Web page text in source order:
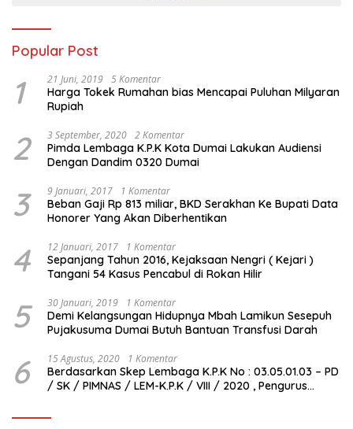
Popular Post
1 21 Juni, 2019 5 Komentar
Harga Tokek Rumahan bias Mencapai Puluhan Milyaran
Rupiah
2 3 September, 2020 2 Komentar
Pimda Lembaga K.P.K Kota Dumai Lakukan Audiensi
Dengan Dandim 0320 Dumai
3 9 Januari, 2017 1 Komentar
Beban Gaji Rp 813 miliar, BKD Serakhan Ke Bupati Data
Honorer Yang Akan Diberhentikan
4 12 Januari, 2017 1 Komentar
Sepanjang Tahun 2016, Kejaksaan Nengri ( Kejari )
Tangani 54 Kasus Pencabul di Rokan Hilir
5 30 Januari, 2019 1 Komentar
Demi Kelangsungan Hidupnya Mbah Lamikun Sesepuh
Pujakusuma Dumai Butuh Bantuan Transfusi Darah
6 15 Agustus, 2020 1 Komentar
Berdasarkan Skep Lembaga K.P.K No : 03.05.01.03 – PD
/ SK / PIMNAS / LEM-K.P.K / VIII / 2020 , Pengurus